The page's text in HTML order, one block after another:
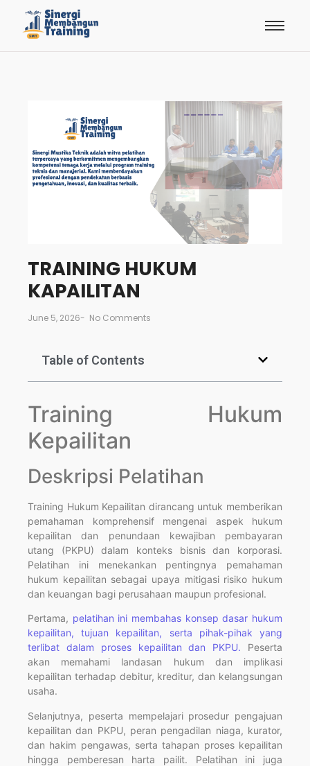
TRAINING HUKUM
KAPAILITAN
June 5, 2026- No Comments
Table of Contents
Training Hukum
Kepailitan
Deskripsi Pelatihan
Training Hukum Kepailitan dirancang untuk memberikan
pemahaman komprehensif mengenai aspek hukum
kepailitan dan penundaan kewajiban pembayaran
utang (PKPU) dalam konteks bisnis dan korporasi.
Pelatihan ini menekankan pentingnya pemahaman
hukum kepailitan sebagai upaya mitigasi risiko hukum
dan keuangan bagi perusahaan maupun profesional.
Pertama, pelatihan ini membahas konsep dasar hukum
kepailitan, tujuan kepailitan, serta pihak-pihak yang
terlibat dalam proses kepailitan dan PKPU. Peserta
akan memahami landasan hukum dan implikasi
kepailitan terhadap debitur, kreditur, dan kelangsungan
usaha.
Selanjutnya, peserta mempelajari prosedur pengajuan
kepailitan dan PKPU, peran pengadilan niaga, kurator,
dan hakim pengawas, serta tahapan proses kepailitan
hingga pemberesan harta pailit. Pelatihan ini juga